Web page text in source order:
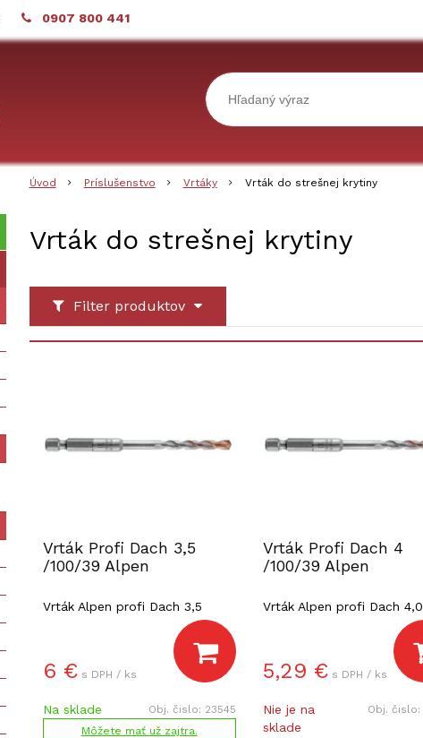
0907 800 441
Úvod Príslušenstvo Vrtáky Vrták do strešnej krytiny
Vrták do strešnej krytiny
Filter produktov
Vrták Profi Dach 3,5
/100/39 Alpen
Vrták Alpen profi Dach 3,5
6 € s DPH / ks
Na sklade Obj. čislo: 23545
Môžete mať už zajtra.
Vrták Profi Dach 4
/100/39 Alpen
Vrták Alpen profi Dach 4,0
5,29 € s DPH / ks
Nie je na
sklade
Obj. čislo: